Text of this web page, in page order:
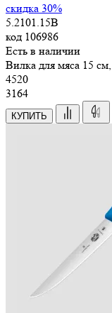
скидка 30%
5.2101.15B
код 106986
Есть в наличии
Вилка для мяса 15
4520
3164
КУПИТЬ